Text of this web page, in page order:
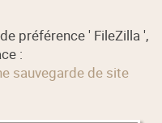
préférence ' FileZilla ',
:
sauvegarde de site